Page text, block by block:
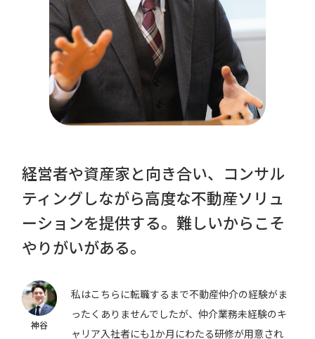
経営者や資産家と向き合い、コンサル
ティングしながら高度な不動産ソリュ
ーションを提供する。難しいからこそ
やりがいがある。
神谷
私はこちらに転職するまで不動産仲介の経験がま
ったくありませんでしたが、仲介業務未経験のキ
ャリア入社者にも1か月にわたる研修が用意され